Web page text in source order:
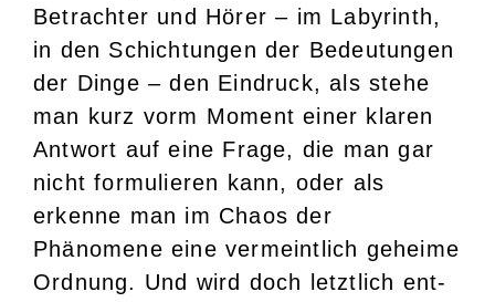
Betrachter und Hörer – im Labyrinth,
in den Schichtungen der Bedeutungen
der Dinge – den Eindruck, als stehe
man kurz vorm Moment einer klaren
Antwort auf eine Frage, die man gar
nicht formulieren kann, oder als
erkenne man im Chaos der
Phänomene eine vermeintlich geheime
Ordnung. Und wird doch letztlich ent-